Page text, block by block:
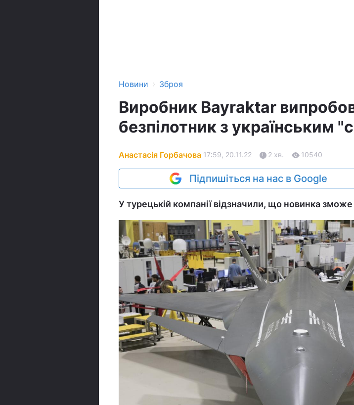
Новини › Зброя
Виробник Bayraktar
безпілотник з українським
Анастасія Горбачова 17:59, 20.11.22 2 хв. 10540
Підпишіться на нас в Google
У турецькій компанії відзначили, що новинка зможе